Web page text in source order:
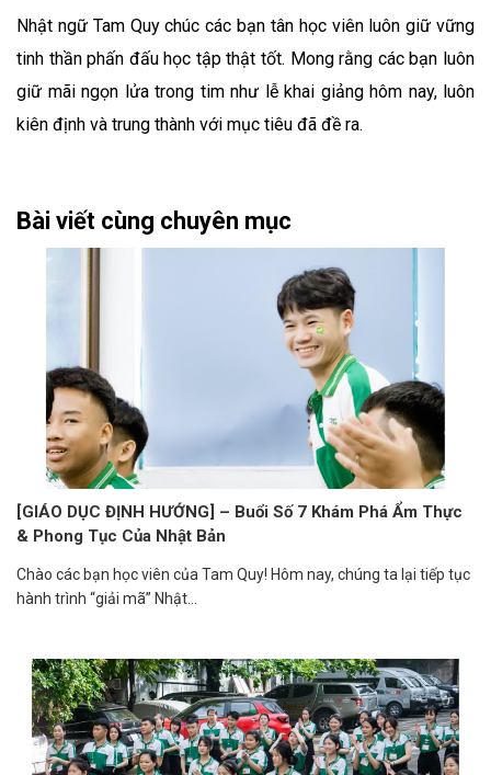
Nhật ngữ Tam Quy chúc các bạn tân học viên luôn giữ vững
tinh thần phấn đấu học tập thật tốt. Mong rằng các bạn luôn
giữ mãi ngọn lửa trong tim như lễ khai giảng hôm nay, luôn
kiên định và trung thành với mục tiêu đã đề ra.
Bài viết cùng chuyên mục
[GIÁO DỤC ĐỊNH HƯỚNG] – Buổi Số 7 Khám Phá Ẩm Thực
& Phong Tục Của Nhật Bản
Chào các bạn học viên của Tam Quy! Hôm nay, chúng ta lại tiếp tục
hành trình “giải mã” Nhật...